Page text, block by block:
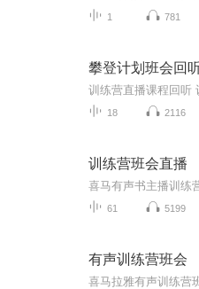
1 781
攀登计划班会回
训练营直播课程回听
18 2116
训练营班会直播
61 5199
有声训练营班会
喜马拉雅有声训练营